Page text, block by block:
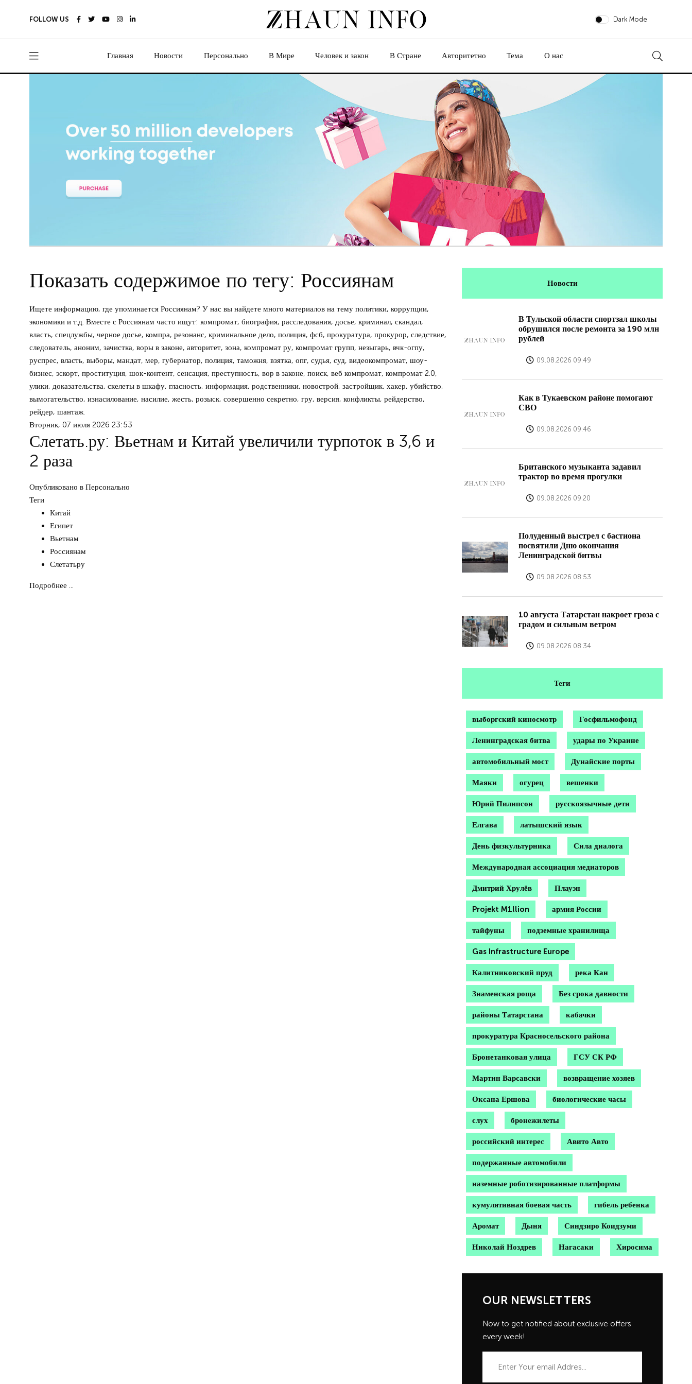
FOLLOW US Dark Mode
Главная Новости Персонально В Мире Человек и закон В Стране Авторитетно Тема О нас
Показать содержимое по тегу: Россиянам
Ищете информацию, где упоминается Россиянам? У нас вы найдете много материалов на тему политики, коррупции,
экономики и т.д. Вместе с Россиянам часто ищут: компромат, биография, расследования, досье, криминал, скандал,
власть, спецлужбы, черное досье, компра, резонанс, криминальное дело, полиция, фсб, прокуратура, прокурор, следствие,
следователь, аноним, зачистка, воры в законе, авторитет, зона, компромат ру, компромат групп, незыгарь, вчк-огпу,
руспрес, власть, выборы, мандат, мер, губернатор, полиция, таможня, взятка, опг, судья, суд, видеокомпромат, шоу-
бизнес, эскорт, проституция, шок-контент, сенсация, преступность, вор в законе, поиск, веб компромат, компромат 2.0,
улики, доказательства, скелеты в шкафу, гласность, информация, родственники, новострой, застройщик, хакер, убийство,
вымогательство, изнасилование, насилие, жесть, розыск, совершенно секретно, гру, версия, конфликты, рейдерство,
рейдер, шантаж.
Вторник, 07 июля 2026 23:53
Слетать.ру: Вьетнам и Китай увеличили турпоток в 3,6 и
2 раза
Опубликовано в Персонально
Теги
Китай
Египет
Вьетнам
Россиянам
Слетатьру
Подробнее ...
Новости
В Тульской области спортзал школы
обрушился после ремонта за 190 млн
рублей
09.08.2026 09:49
Как в Тукаевском районе помогают
СВО
09.08.2026 09:46
Британского музыканта задавил
трактор во время прогулки
09.08.2026 09:20
Полуденный выстрел с бастиона
посвятили Дню окончания
Ленинградской битвы
09.08.2026 08:53
10 августа Татарстан накроет гроза с
градом и сильным ветром
09.08.2026 08:34
Теги
выборгский киносмотр Госфильмофонд
Ленинградская битва удары по Украине
автомобильный мост Дунайские порты
Маяки огурец вешенки
Юрий Пилипсон русскоязычные дети
Елгава латышский язык
День физкультурника Сила диалога
Международная ассоциация медиаторов
Дмитрий Хрулёв Плауэн
Projekt M1llion армия России
тайфуны подземные хранилища
Gas Infrastructure Europe
Калитниковский пруд река Кан
Знаменская роща Без срока давности
районы Татарстана кабачки
прокуратура Красносельского района
Бронетанковая улица ГСУ СК РФ
Мартин Варсавски возвращение хозяев
Оксана Ершова биологические часы
слух бронежилеты
российский интерес Авито Авто
подержанные автомобили
наземные роботизированные платформы
кумулятивная боевая часть гибель ребенка
Аромат Дыня Синдзиро Коидзуми
Николай Ноздрев Нагасаки Хиросима
OUR NEWSLETTERS
Now to get notified about exclusive offers
every week!